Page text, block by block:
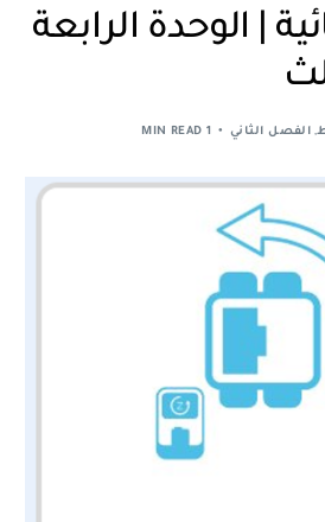
| الوحدة الرابعة
, الفصل الثاني 1 MIN READ